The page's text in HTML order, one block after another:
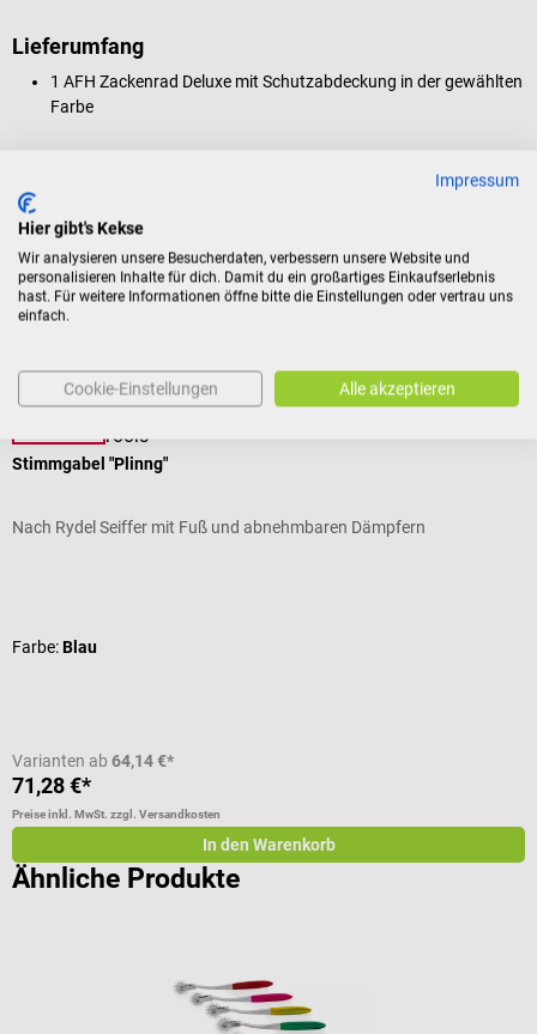
Lieferumfang
1 AFH Zackenrad Deluxe mit Schutzabdeckung in der gewählten
Farbe
Produktidentifikation
Bewertungen
Kunden kauften auch
DocCheck Tools
Stimmgabel "Plinng"
Nach Rydel Seiffer mit Fuß und abnehmbaren Dämpfern
Farbe:Blau
Varianten ab 64,14 €*
71,28 €*
Preise inkl. MwSt. zzgl. Versandkosten
In den Warenkorb
Ähnliche Produkte
Impressum
Hier gibt's Kekse
Wir analysieren unsere Besucherdaten, verbessern unsere Website und
personalisieren Inhalte für dich. Damit du ein großartiges Einkaufserlebnis
hast. Für weitere Informationen öffne bitte die Einstellungen oder vertrau uns
einfach.
Cookie-Einstellungen Alle akzeptieren